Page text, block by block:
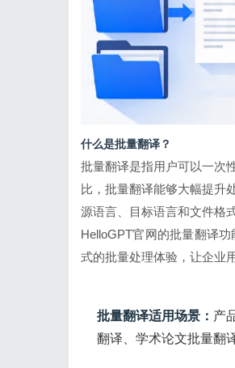
什么是批量翻译？
批量翻译是指用户可以一次
比，批量翻译能够大幅提升
源语言、目标语言和文件格
HelloGPT官网 的批量翻译
式的批量处理体验，让企业
批量翻译适用场景： 产
翻译、学术论文批量翻